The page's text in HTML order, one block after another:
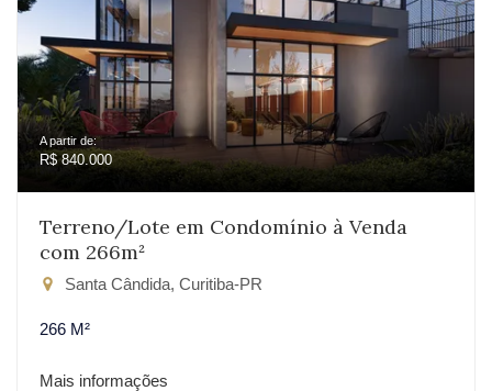
A partir de:
R$ 840.000
Terreno/Lote em Condomínio à Venda
com 266m²
Santa Cândida, Curitiba-PR
266 M²
Mais informações